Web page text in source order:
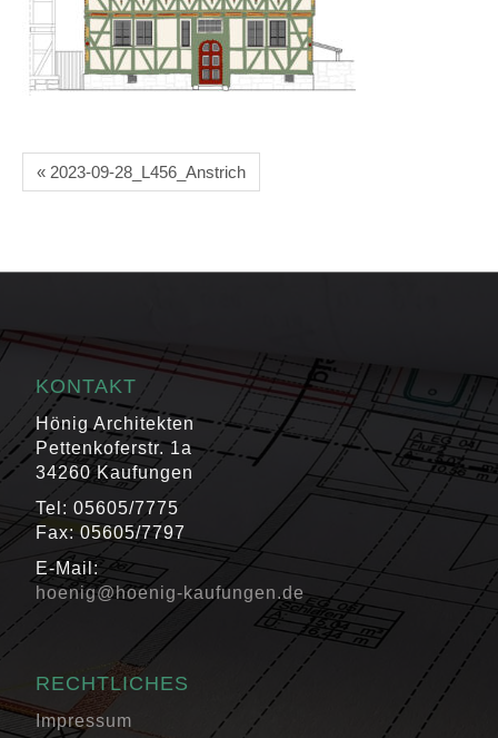
« 2023-09-28_L456_Anstrich
KONTAKT
Hönig Architekten
Pettenkoferstr. 1a
34260 Kaufungen
Tel: 05605/7775
Fax: 05605/7797
E-Mail:
hoenig@hoenig-kaufungen.de
RECHTLICHES
Impressum